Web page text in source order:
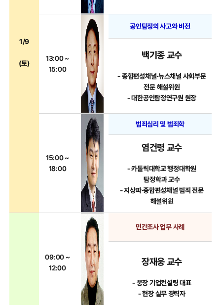
1/9
(토)
13:00 ~
15:00
공인탐정의 사고와 비전
백기종 교수
- 종합편성채널·뉴스채널 사회부문
전문 해설위원
- 대한공인탐정연구원 원장
15:00 ~
18:00
범죄심리 및 범죄학
염건령 교수
- 카톨릭대학교 행정대학원
탐정학과 교수
- 지상파·종합편성채널 범죄 전문
해설위원
09:00 ~
12:00
민간조사 업무 사례
장재웅 교수
- 웅장 기업컨설팅 대표
- 현장 실무 경력자